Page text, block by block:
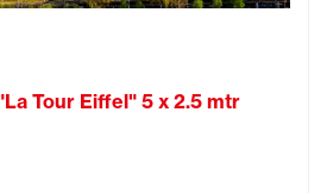
Tour Eiffel" 5 x 2.5 mtr